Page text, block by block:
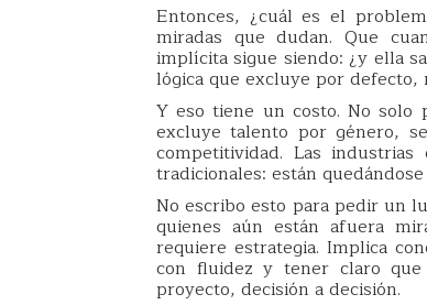
Entonces, ¿cuál es el
miradas que dudan. Que
implícita sigue siendo: ¿y ella
lógica que excluye por
Y eso tiene un costo. No solo
excluye talento por género,
competitividad. Las
tradicionales: están quedándose
No escribo esto para pedir un
quienes aún están afuera
requiere estrategia. Implica
con fluidez y tener claro
proyecto, decisión a decisión.